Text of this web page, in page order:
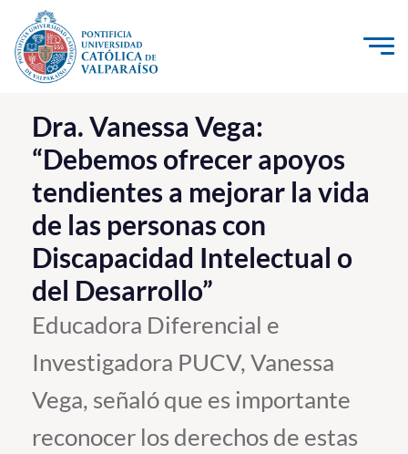
Click acá para ir directamente al contenido
La Universidad
Investigación, Creación e Innovación
PUCV Internacional
Vinculación con el Medio
Admisión
Pregrado
Postgrado
Formación Continua
Dra. Vanessa Vega:
“Debemos ofrecer apoyos
tendientes a mejorar la vida
de las personas con
Discapacidad Intelectual o
del Desarrollo”
Educadora Diferencial e
Investigadora PUCV, Vanessa
Vega, señaló que es importante
reconocer los derechos de estas